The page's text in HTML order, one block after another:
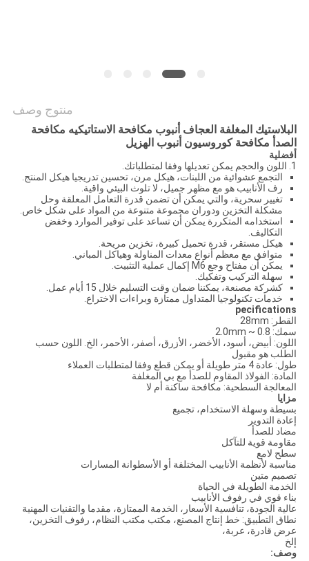
منتوج وصف
البلاستيك المغلفة العجاف أنبوب مكافحة الاستاتيكيه مكافحة
الصدأ مكافحة كوروسيون أنبوب الهزيل
أفضلية
1. اللون والحجم يمكن تعديلها وفقا لمتطلباتك.
التجمع عشوائية من اللبنات، هيكل مرن، تحسين تدريجيا هيكل المنتج.
رف الأنابيب هو مع مظهر جميل، لا تلوث البيئي واقية.
تغيير سحرية، والتي يمكن أن تضمن قدرة التعامل المعلقة وحل
مشكلة التخزين ودوران مجموعة متنوعة من المواد على شكل خاص.
استخدامه المتكررة يمكن أن تساعد على توفير الموارد وخفض
التكاليف.
هيكل مستقر، قدرة تحميل كبيرة، تخزين مريحة.
متوافق مع معظم أنواع معدات المناولة وهياكل المباني.
يمكن أن مفتاح وجع M6 إكمال عملية التثبيت.
سهلة التركيب وتفكيك.
كشركة مصنعة، يمكننا ضمان وقت التسليم خلال 15 أيام عمل.
خدمات تكنولوجيا المتداول ممتازة وبراءات الاختراع.
pecifications
القطر: 28mm
سمك: 0.8 ~ 2.0mm
اللون: أبيض، أسود، الأخضر، الأزرق، أصفر، الأحمر، الخ. اللون حسب
الطلب هو مقبول
طول: عادة 4 متر طويلة أو يمكن قطع وفقا لمتطلبات العملاء
المادة: الفولاذ المقاوم للصدأ مع بي المغلفة
المعالجة السطحية: مكافحة ساكنة أم لا
مزايا
بسيطة وسهلة الاستخدام، تجميع
إعادة التدوير
مضاد للصدأ
مقاومة قوية للتآكل
سطح لامع
مناسبة لأنظمة الأنابيب المختلفة أو الأسطوانة المسارات
تصميم متين
الخدمة الطويلة في الحياة
بناء قوي في رفوف الأنابيب
عالية الجودة، تنافسية الأسعار، الخدمة الممتازة، مقدما والتقنيات المهنية
نطاق التطبيق: خط إنتاج المصنع، مكتب مكتب النظام، رفوف التخزين،
عرض قادرة، عربة،
إلخ
وصف: